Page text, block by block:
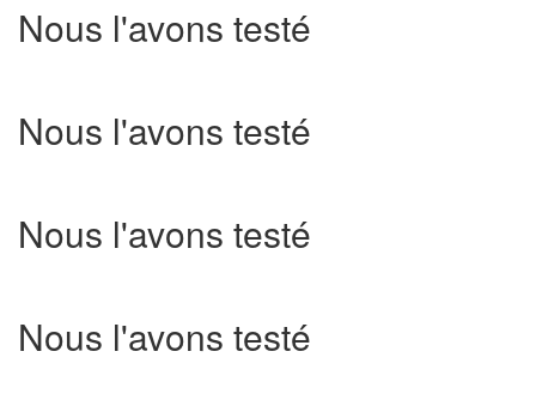
Nous l'avons testé
Nous l'avons testé
Nous l'avons testé
Nous l'avons testé